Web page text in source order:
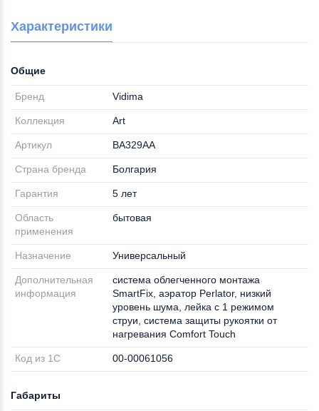
Характеристики
Общие
Бренд Vidima
Коллекция Аrt
Артикул BA329AA
Страна бренда Болгария
Гарантия 5 лет
Область
применения
бытовая
Назначение Универсальный
Дополнительная
информация
система облегченного монтажа
SmartFix, аэратор Perlator, низкий
уровень шума, лейка с 1 режимом
струи, система защиты рукоятки от
нагревания Comfort Touch
Код из 1С 00-00061056
Габариты